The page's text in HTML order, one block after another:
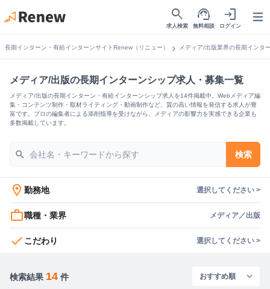
search
求人検索
support_agent
無料相談
login
ログイン
長期インターン・有給インターンサイトRenew（リニュー） chevron_right メディア/出版業界の長期インタ
メディア/出版の長期インターンシップ求人・募集一覧
メディア/出版の長期インターン・有給インターンシップ求人を14件掲載中。Webメディア編
集・コンテンツ制作・取材ライティング・動画制作など、質の高い情報を発信する求人が豊
富です。プロの編集者による添削指導を受けながら、メディアの影響力を実感できる企業も
多数掲載しています。
search 検索
location_on 勤務地 選択してください >
work_outline職種・業界 メディア／出版
check こだわり 選択してください >
検索結果 14 件